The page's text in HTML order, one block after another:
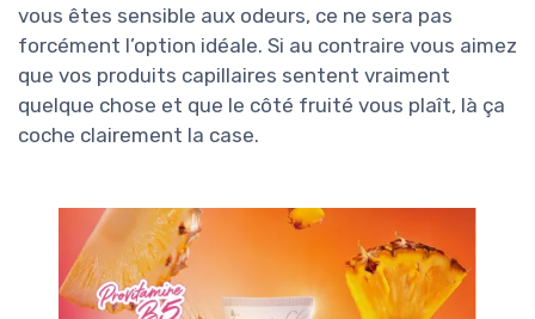
vous êtes sensible aux odeurs, ce ne sera pas
forcément l’option idéale. Si au contraire vous aimez
que vos produits capillaires sentent vraiment
quelque chose et que le côté fruité vous plaît, là ça
coche clairement la case.